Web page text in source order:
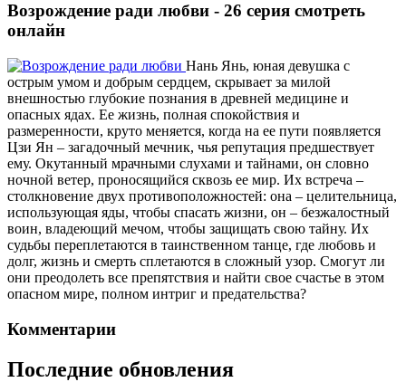
Возрождение ради любви - 26 серия смотреть
онлайн
Нань Янь, юная девушка с
острым умом и добрым сердцем, скрывает за милой
внешностью глубокие познания в древней медицине и
опасных ядах. Ее жизнь, полная спокойствия и
размеренности, круто меняется, когда на ее пути появляется
Цзи Ян – загадочный мечник, чья репутация предшествует
ему. Окутанный мрачными слухами и тайнами, он словно
ночной ветер, проносящийся сквозь ее мир. Их встреча –
столкновение двух противоположностей: она – целительница,
использующая яды, чтобы спасать жизни, он – безжалостный
воин, владеющий мечом, чтобы защищать свою тайну. Их
судьбы переплетаются в таинственном танце, где любовь и
долг, жизнь и смерть сплетаются в сложный узор. Смогут ли
они преодолеть все препятствия и найти свое счастье в этом
опасном мире, полном интриг и предательства?
Комментарии
Последние обновления